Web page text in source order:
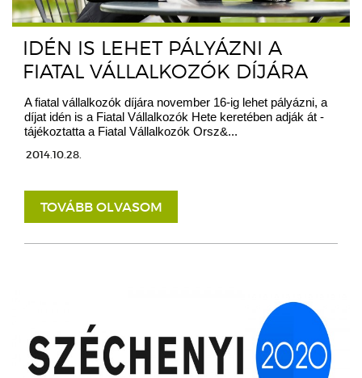
IDÉN IS LEHET PÁLYÁZNI A
FIATAL VÁLLALKOZÓK DÍJÁRA
A fiatal vállalkozók díjára november 16-ig lehet pályázni, a
díjat idén is a Fiatal Vállalkozók Hete keretében adják át -
tájékoztatta a Fiatal Vállalkozók Orsz&...
2014.10.28.
TOVÁBB OLVASOM